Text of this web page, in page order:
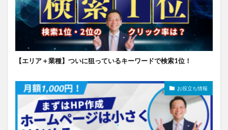
【エリア＋業種】ついに狙っているキーワードで検索1位！
お役立ち情報